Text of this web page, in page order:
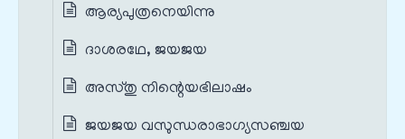
ആര്യപുത്രനെയിന്നു
ദാശരഥേ, ജയജയ
അസ്തു നിന്റെയഭിലാഷം
ജയജയ വസുന്ധരാഭാഗ്യസഞ്ചയ